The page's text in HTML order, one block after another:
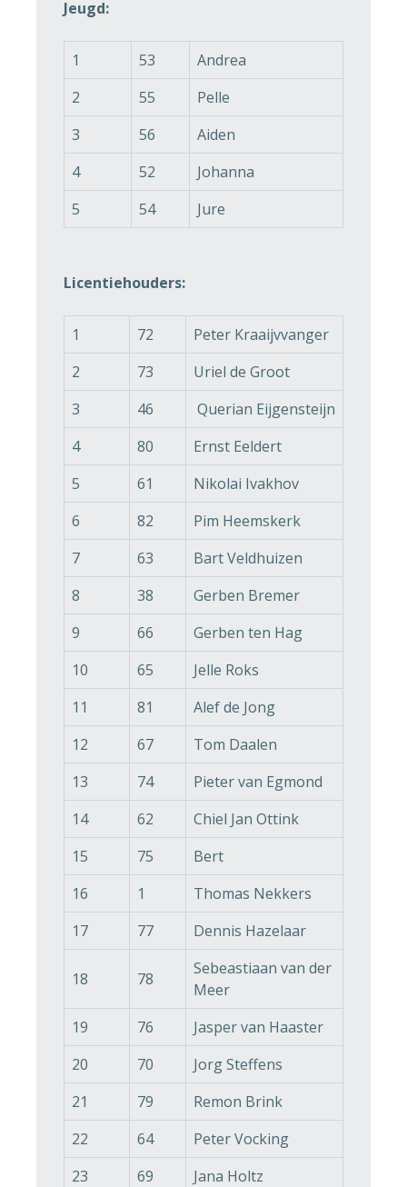
Jeugd:
1 53
Andrea
2
55
Pelle
3
56
Aiden
4
52
Johanna
5
54 Jure
Licentiehouders:
1 72
Peter Kraaijvvanger
2
73
Uriel de Groot
3
46
Querian Eijgensteijn
4
80
Ernst Eeldert
5
61
Nikolai Ivakhov
6
82
Pim Heemskerk
7
63
Bart Veldhuizen
8
38
Gerben Bremer
9
66
Gerben ten Hag
10
65
Jelle Roks
11
81
Alef de Jong
12
67
Tom Daalen
13
74
Pieter van Egmond
14
62
Chiel Jan Ottink
15
75
Bert
16
1
Thomas Nekkers
17
77 Dennis Hazelaar
18 78
Sebeastiaan van der
Meer
19
76
Jasper van Haaster
20
70
Jorg Steffens
21
79
Remon Brink
22
64
Peter Vocking
23
69
Jana Holtz